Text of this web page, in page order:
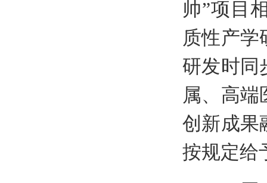
帅”项目
质性产学
研发时同
属、高
创新成果
按规定给